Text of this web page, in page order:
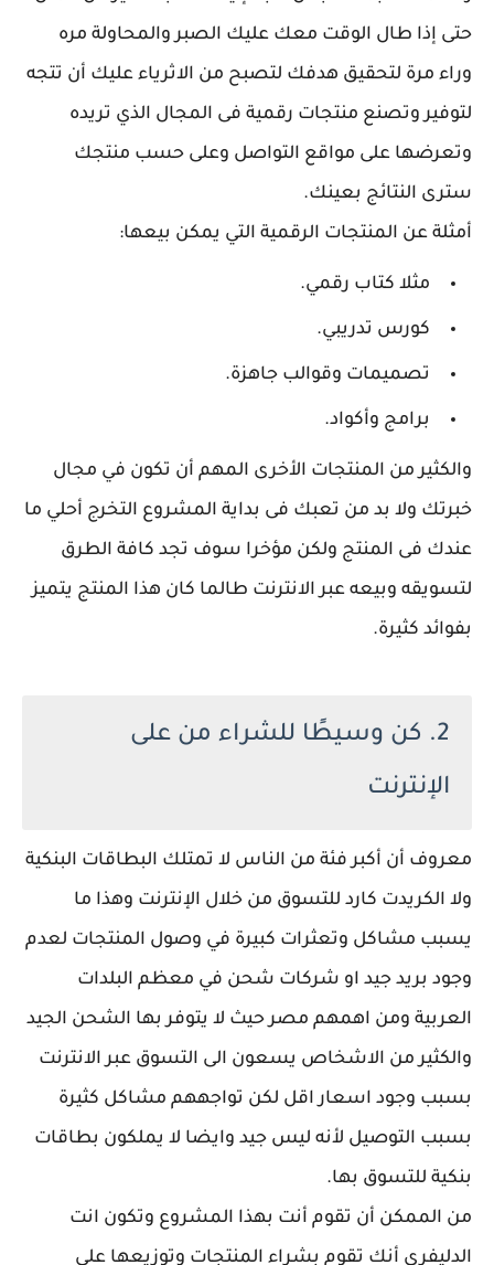
حتى إذا طال الوقت معك عليك الصبر والمحاولة مره
وراء مرة لتحقيق هدفك لتصبح من الاثرياء عليك أن تتجه
لتوفير وتصنع منتجات رقمية فى المجال الذي تريده
وتعرضها على مواقع التواصل وعلى حسب منتجك
سترى النتائج بعينك.
أمثلة عن المنتجات الرقمية التي يمكن بيعها:
مثلا كتاب رقمي.
كورس تدريبي.
تصميمات وقوالب جاهزة.
برامج وأكواد.
والكثير من المنتجات الأخرى المهم أن تكون في مجال
خبرتك ولا بد من تعبك فى بداية المشروع التخرج أحلي ما
عندك فى المنتج ولكن مؤخرا سوف تجد كافة الطرق
لتسويقه وبيعه عبر الانترنت طالما كان هذا المنتج يتميز
بفوائد كثيرة.
2. كن وسيطًا للشراء من على
الإنترنت
معروف أن أكبر فئة من الناس لا تمتلك البطاقات البنكية
ولا الكريدت كارد للتسوق من خلال الإنترنت وهذا ما
يسبب مشاكل وتعثرات كبيرة في وصول المنتجات لعدم
وجود بريد جيد او شركات شحن في معظم البلدات
العربية ومن اهمهم مصر حيث لا يتوفر بها الشحن الجيد
والكثير من الاشخاص يسعون الى التسوق عبر الانترنت
بسبب وجود اسعار اقل لكن تواجههم مشاكل كثيرة
بسبب التوصيل لأنه ليس جيد وايضا لا يملكون بطاقات
بنكية للتسوق بها.
من الممكن أن تقوم أنت بهذا المشروع وتكون انت
الدليفرى أنك تقوم بشراء المنتجات وتوزيعها على